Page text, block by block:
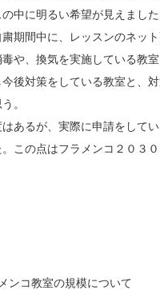
中に明るい希望が見えました
期間中に、レッスンのネッ
や、換気を実施している教
後対策をしている教室と、
。
あるが、実際に申請をして
この点はフラメンコ２０３０
ンコ教室の規模について